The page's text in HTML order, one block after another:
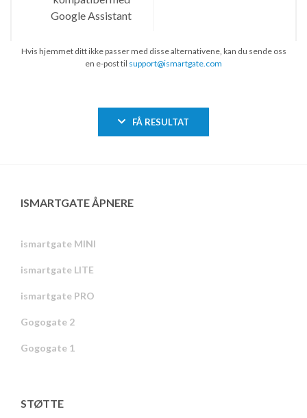
Hvis hjemmet ditt ikke passer med disse alternativene, kan du sende oss
en e-post til support@ismartgate.com
FÅ RESULTAT
ISMARTGATE ÅPNERE
ismartgate MINI
ismartgate LITE
ismartgate PRO
Gogogate 2
Gogogate 1
STØTTE